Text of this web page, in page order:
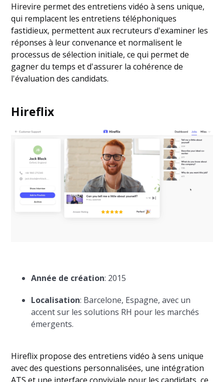
Hirevire permet des entretiens vidéo à sens unique,
qui remplacent les entretiens téléphoniques
fastidieux, permettent aux recruteurs d'examiner les
réponses à leur convenance et normalisent le
processus de sélection initiale, ce qui permet de
gagner du temps et d'assurer la cohérence de
l'évaluation des candidats.
Hireflix
Année de création: 2015
Localisation: Barcelone, Espagne, avec un
accent sur les solutions RH pour les marchés
émergents.
Hireflix propose des entretiens vidéo à sens unique
avec des questions personnalisées, une intégration